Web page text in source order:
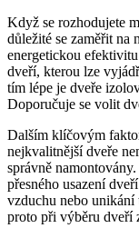
Když se rozhodujete
důležité se​ zaměřit
energetickou
‌dveří, kterou ⁣lze
tím lépe je‍ dveře
Doporučuje⁤ se volit
Dalším klíčovým
nejkvalitnější dveře
správně
přesného‌ usazení
vzduchu nebo unikání
proto při výběru⁣ dveří